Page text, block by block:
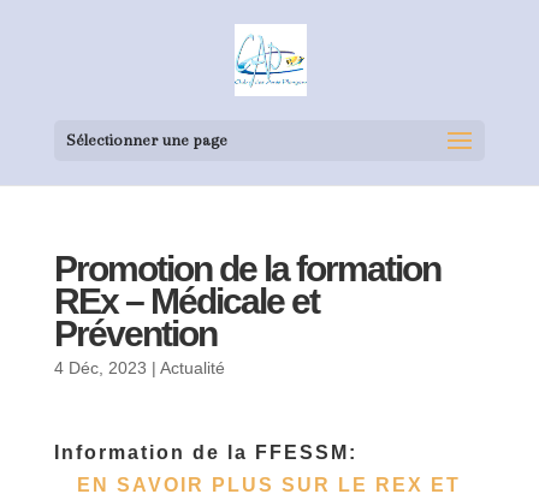
Sélectionner une page
Promotion de la formation
REx – Médicale et
Prévention
4 Déc, 2023 | Actualité
Information de la FFESSM:
EN SAVOIR PLUS SUR LE REX ET